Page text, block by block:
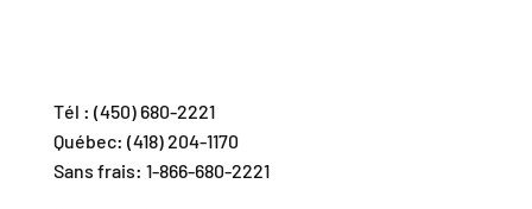
Tél : (450) 680-2221
Québec: (418) 204-1170
Sans frais: 1-866-680-2221